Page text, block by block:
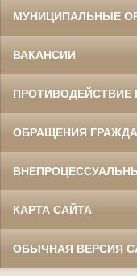
МУНИЦИПАЛЬНЫЕ
ВАКАНСИИ
ПРОТИВОДЕЙСТВИЕ
ОБРАЩЕНИЯ
КАРТА САЙТА
ОБЫЧНАЯ ВЕРСИЯ